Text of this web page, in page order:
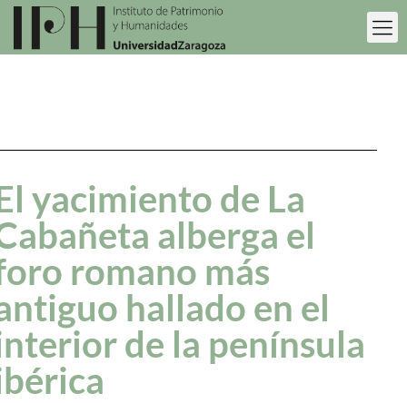
yacimiento de La
alberga el
romano más
hallado en el
de la península